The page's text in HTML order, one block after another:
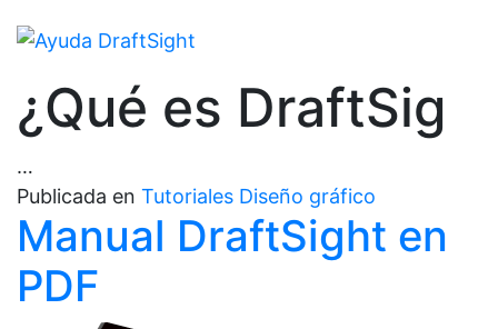
¿Qué es DraftSig
…
Publicada en Tutoriales Diseño gráfico
Manual DraftSight en
PDF